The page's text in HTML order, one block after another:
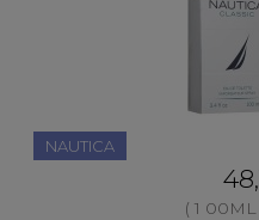
NAUTICA
( 1 00ML